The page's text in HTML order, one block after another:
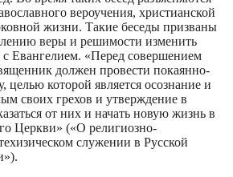
вероучения, христианской
жизни. Такие беседы призваны
веры и решимости изменить
с Евангелием. «Перед совершением
должен провести покаянно-
целью которой является осознание и
своих грехов и утверждение в
от них и начать новую жизнь в
Церкви» («О религиозно-
служении в Русской